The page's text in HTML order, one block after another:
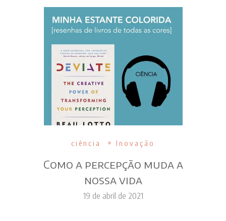
ciência Inovação
Como a percepção muda a
nossa vida
19 de abril de 2021